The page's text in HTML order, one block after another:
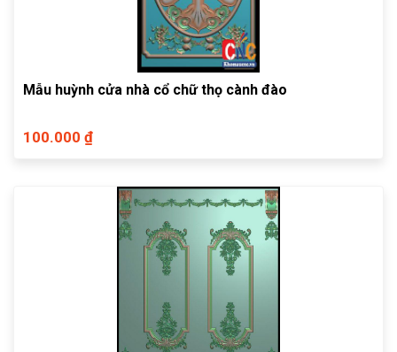
Mẫu huỳnh cửa nhà cổ chữ thọ cành đào
100.000 ₫